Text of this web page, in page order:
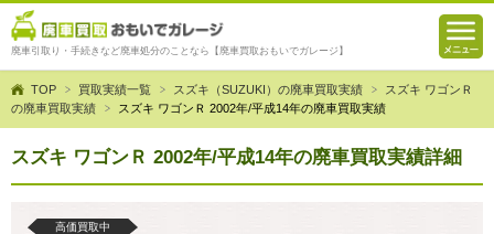
廃車引取り・手続きなど廃車処分のことなら【廃車買取おもいでガレージ】
TOP 買取実績一覧 スズキ（SUZUKI）の廃車買取実績
スズキ ワゴンＲ
の廃車買取実績
スズキ ワゴンＲ 2002年/平成14年の廃車買取実績
スズキ ワゴンＲ 2002年/平成14年の廃車買取実績詳細
高価買取中